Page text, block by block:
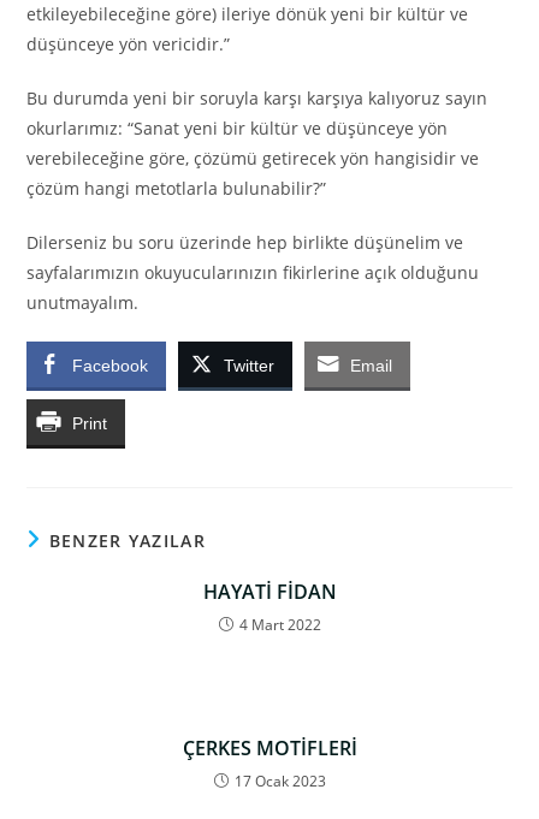
etkileyebileceğine göre) ileriye dönük yeni bir kültür ve
düşünceye yön vericidir.”
Bu durumda yeni bir soruyla karşı karşıya kalıyoruz sayın
okurlarımız: “Sanat yeni bir kültür ve düşünceye yön
verebileceğine göre, çözümü getirecek yön hangisidir ve
çözüm hangi metotlarla bulunabilir?”
Dilerseniz bu soru üzerinde hep birlikte düşünelim ve
sayfalarımızın okuyucularınızın fikirlerine açık olduğunu
unutmayalım.
Facebook Twitter Email
Print
BENZER YAZILAR
HAYATİ FİDAN
4 Mart 2022
ÇERKES MOTİFLERİ
17 Ocak 2023